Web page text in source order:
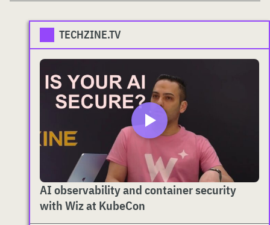
TECHZINE.TV
AI observability and container security
with Wiz at KubeCon